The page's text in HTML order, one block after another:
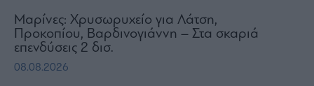
Μαρίνες: Χρυσωρυχείο για Λάτση,
Προκοπίου, Βαρδινογιάννη – Στα σκαριά
επενδύσεις 2 δισ.
08.08.2026